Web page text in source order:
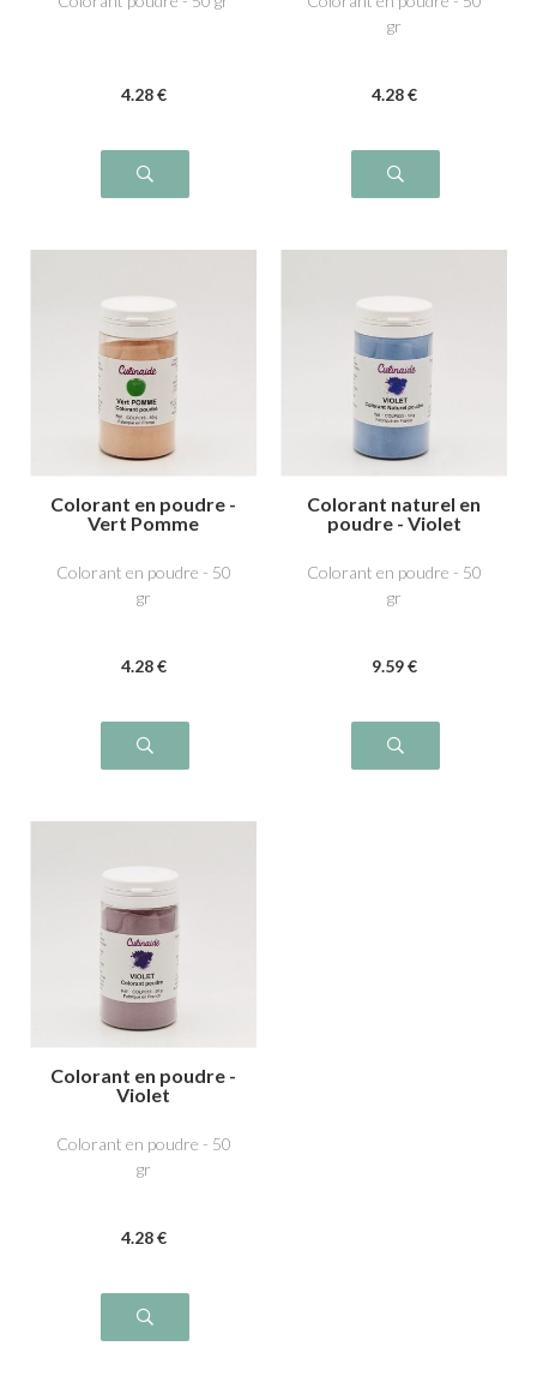
4.28 €
gr
4.28 €
Colorant en poudre -
Vert Pomme
Colorant en poudre - 50
gr
4.28 €
Colorant naturel en
poudre - Violet
Colorant en poudre - 50
gr
9.59 €
Colorant en poudre -
Violet
Colorant en poudre - 50
gr
4.28 €